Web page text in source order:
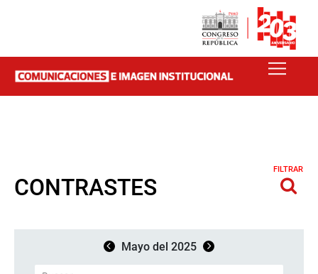
CONTRASTES
FILTRAR
Mayo del 2025